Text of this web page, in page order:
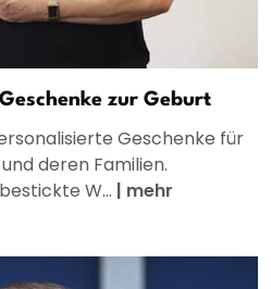
zur Geburt
Geschenke für
deren Familien.
W... | mehr